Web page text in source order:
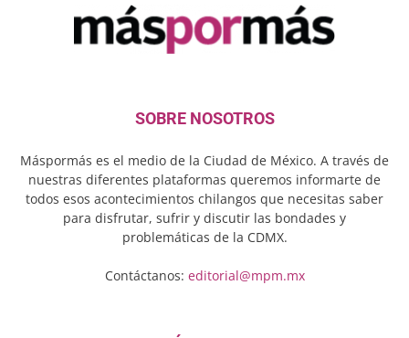
SOBRE NOSOTROS
Máspormás es el medio de la Ciudad de México. A través de
nuestras diferentes plataformas queremos informarte de
todos esos acontecimientos chilangos que necesitas saber
para disfrutar, sufrir y discutir las bondades y
problemáticas de la CDMX.
Contáctanos: editorial@mpm.mx